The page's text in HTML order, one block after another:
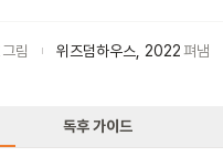
그림 위즈덤하우스 2022펴냄
독후 가이드